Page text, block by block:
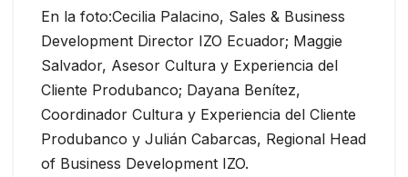
En la foto:Cecilia Palacino, Sales & Business
Development Director IZO Ecuador; Maggie
Salvador, Asesor Cultura y Experiencia del
Cliente Produbanco; Dayana Benítez,
Coordinador Cultura y Experiencia del Cliente
Produbanco y Julián Cabarcas, Regional Head
of Business Development IZO.